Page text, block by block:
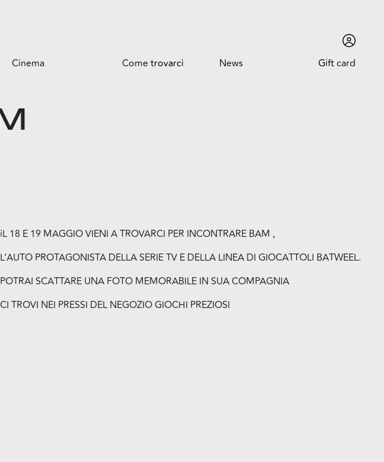
Cinema Come trovarci News Giftcard
iL 18 E 19 MAGGIO VIENI A TROVARCI PER INCONTRARE BAM ,
L’AUTO PROTAGONISTA DELLA SERIE TV E DELLA LINEA DI GIOCATTOLI BATWEEL.
POTRAI SCATTARE UNA FOTO MEMORABILE IN SUA COMPAGNIA
CI TROVI NEI PRESSI DEL NEGOZIO GIOCHI PREZIOSI